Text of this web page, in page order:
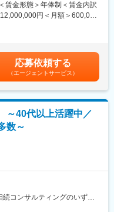
は拠点長1人となります。そ
はありませんが、案件のマネ
資料のデータ化、資料整
件については審査部にて審
約、経費の支払いなど）
管轄で行います。付加価値の
地方拠点で高収入が期待で
ことがあって安心です。
や全国ネットワークのある
賃金形態＞年俸制＜賃金内訳
円＜月額＞600,000
されます。※その他、インセ
を支給します。（上位平均
金はあくまでも目安の金額
があります。月給(月額)は固
応募依頼する
（エージェントサービス）
～40代以上活躍中／
数～
コンサルティングのいずれ